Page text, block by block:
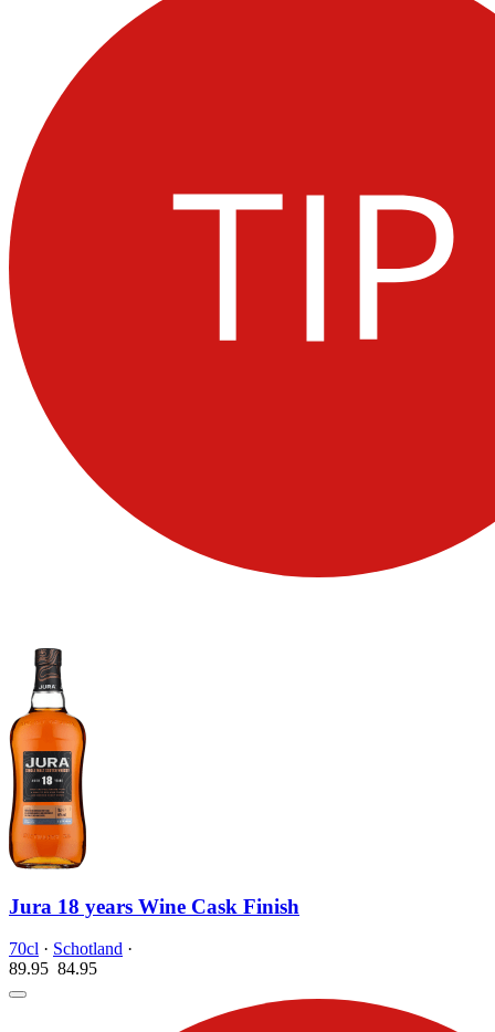
Jura 18 years Wine Cask Finish
70cl · Schotland ·
89.95 84.95